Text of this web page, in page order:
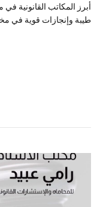
أبرز المكاتب القانونية
طيبة وإنجازات قوية في